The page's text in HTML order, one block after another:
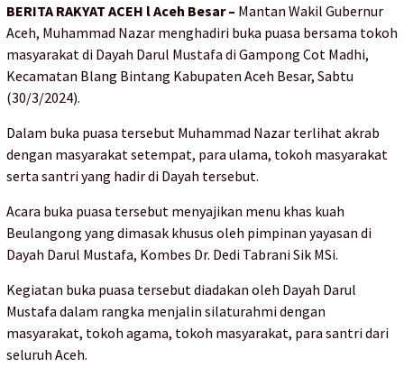
BERITA RAKYAT ACEH l Aceh Besar – Mantan Wakil Gubernur
Aceh, Muhammad Nazar menghadiri buka puasa bersama tokoh
masyarakat di Dayah Darul Mustafa di Gampong Cot Madhi,
Kecamatan Blang Bintang Kabupaten Aceh Besar, Sabtu
(30/3/2024).
Dalam buka puasa tersebut Muhammad Nazar terlihat akrab
dengan masyarakat setempat, para ulama, tokoh masyarakat
serta santri yang hadir di Dayah tersebut.
Acara buka puasa tersebut menyajikan menu khas kuah
Beulangong yang dimasak khusus oleh pimpinan yayasan di
Dayah Darul Mustafa, Kombes Dr. Dedi Tabrani Sik MSi.
Kegiatan buka puasa tersebut diadakan oleh Dayah Darul
Mustafa dalam rangka menjalin silaturahmi dengan
masyarakat, tokoh agama, tokoh masyarakat, para santri dari
seluruh Aceh.